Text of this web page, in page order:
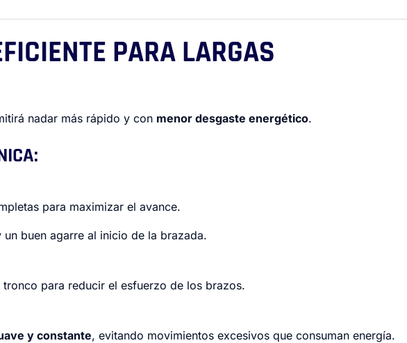
PARA LARGAS
nadar más rápido y con menor desgaste energético.
para maximizar el avance.
un buen agarre al inicio de la brazada.
para reducir el esfuerzo de los brazos.
y constante, evitando movimientos excesivos que consuman energía.